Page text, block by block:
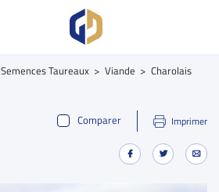
Semences Taureaux Viande
Charolais
Comparer
Imprimer